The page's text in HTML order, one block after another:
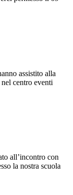
assistito alla
centro eventi
all’incontro con
la nostra scuola